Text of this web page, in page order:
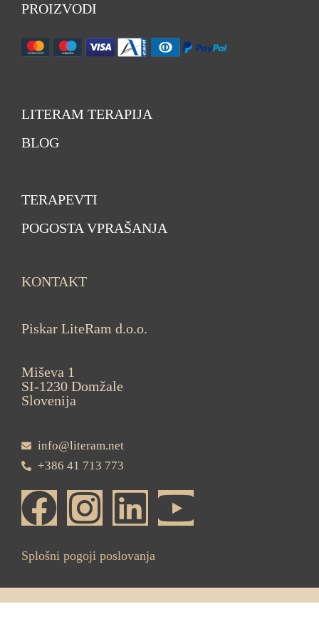
PROIZVODI
LITERAM TERAPIJA
BLOG
TERAPEVTI
POGOSTA VPRAŠANJA
KONTAKT
Piskar LiteRam d.o.o.
Miševa 1
SI-1230 Domžale
Slovenija
info@literam.net
+386 41 713 773
Splošni pogoji poslovanja